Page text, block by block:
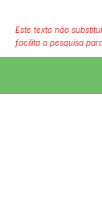
Este texto não
facilita a pesquisa